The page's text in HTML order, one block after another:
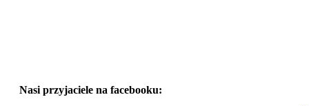
Nasi przyjaciele na facebooku: